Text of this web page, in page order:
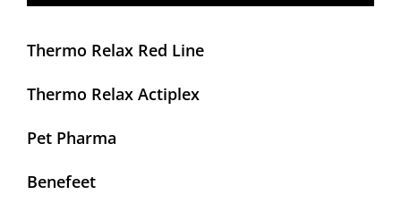
Thermo Relax Red Line
Thermo Relax Actiplex
Pet Pharma
Benefeet